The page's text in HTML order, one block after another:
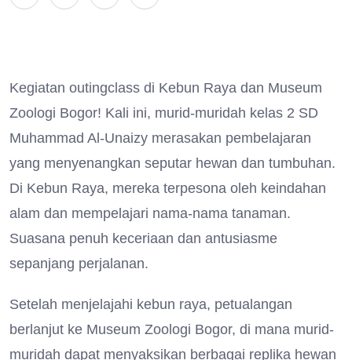
Kegiatan outingclass di Kebun Raya dan Museum
Zoologi Bogor! Kali ini, murid-muridah kelas 2 SD
Muhammad Al-Unaizy merasakan pembelajaran
yang menyenangkan seputar hewan dan tumbuhan.
Di Kebun Raya, mereka terpesona oleh keindahan
alam dan mempelajari nama-nama tanaman.
Suasana penuh keceriaan dan antusiasme
sepanjang perjalanan.
Setelah menjelajahi kebun raya, petualangan
berlanjut ke Museum Zoologi Bogor, di mana murid-
muridah dapat menyaksikan berbagai replika hewan